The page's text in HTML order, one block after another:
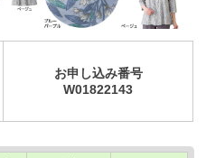
お申し込み番号
W01822143